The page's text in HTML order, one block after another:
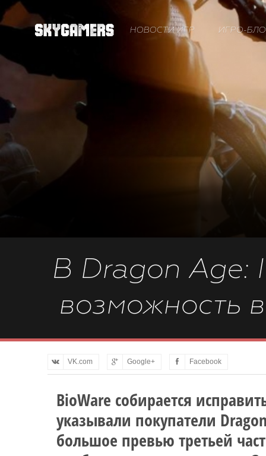
НОВОСТИ ИГР ИГРО-
В Dragon Age:
возможность
VK.com Google+ Facebook
BioWare собирается
указывали покупатели
большое превью третьей